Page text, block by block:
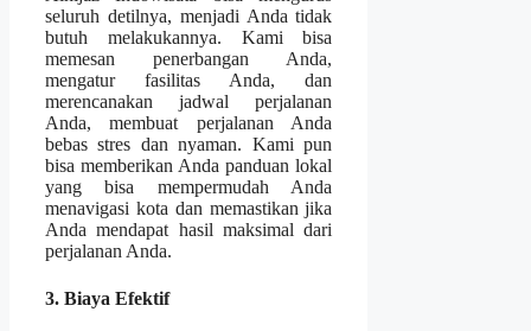
seluruh detilnya, menjadi Anda tidak
butuh melakukannya. Kami bisa
memesan penerbangan Anda,
mengatur fasilitas Anda, dan
merencanakan jadwal perjalanan
Anda, membuat perjalanan Anda
bebas stres dan nyaman. Kami pun
bisa memberikan Anda panduan lokal
yang bisa mempermudah Anda
menavigasi kota dan memastikan jika
Anda mendapat hasil maksimal dari
perjalanan Anda.
3. Biaya Efektif